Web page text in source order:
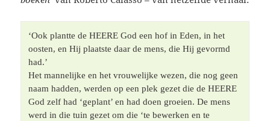
‘Ook plantte de HEERE God een hof in Eden, in het
oosten, en Hij plaatste daar de mens, die Hij gevormd
had.’
Het mannelijke en het vrouwelijke wezen, die nog geen
naam hadden, werden op een plek gezet die de HEERE
God zelf had ‘geplant’ en had doen groeien. De mens
werd in die tuin gezet om die ‘te bewerken en te